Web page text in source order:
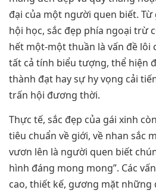
đại của một người quen biết.
hội học, sắc đẹp phía ngoại trừ
hết một-một thuần là vấn đề lôi
tất cả tính biểu tượng, thể hiện
thành đạt hay sự hy vọng cải
trấn hội đương thời.
Thực tế, sắc đẹp của gái xinh
tiêu chuẩn về giới, về nhan sắc
vươn lên là người quen biết
hình đáng mong mong”. Các
cao, thiết kế, gương mặt